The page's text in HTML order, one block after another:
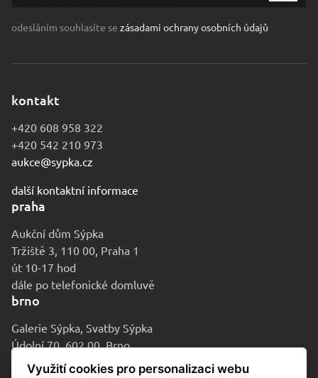
odesláním souhlasíte se zásadami ochrany osobních údajů
kontakt
+420 608 958 322
+420 542 210 973
aukce@sypka.cz
další kontaktní informace
praha
Aukční dům Sýpka
Tržiště 3, 110 00, Praha 1
út 10-17 hod
dále po telefonické domluvě
brno
Galerie Sýpka, Svatby Sýpka
Údolní 70, 602 00, Brno
po-pá 9-16 hod
Využití cookies pro personalizaci webu